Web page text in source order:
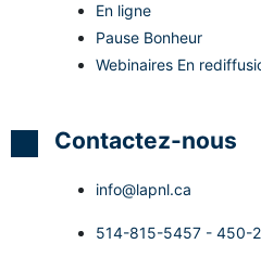
En ligne
Pause Bonheur
Webinaires En
Contactez-nous
info@lapnl.ca
514-815-5457 - 450-